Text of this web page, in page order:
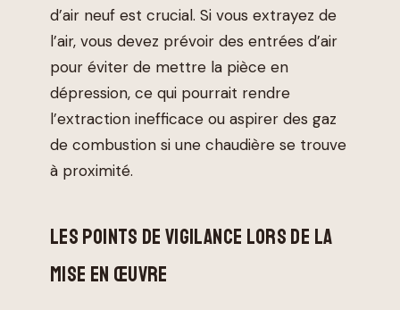
d’air neuf est crucial. Si vous extrayez de
l’air, vous devez prévoir des entrées d’air
pour éviter de mettre la pièce en
dépression, ce qui pourrait rendre
l’extraction inefficace ou aspirer des gaz
de combustion si une chaudière se trouve
à proximité.
LES POINTS DE VIGILANCE LORS DE LA
MISE EN ŒUVRE